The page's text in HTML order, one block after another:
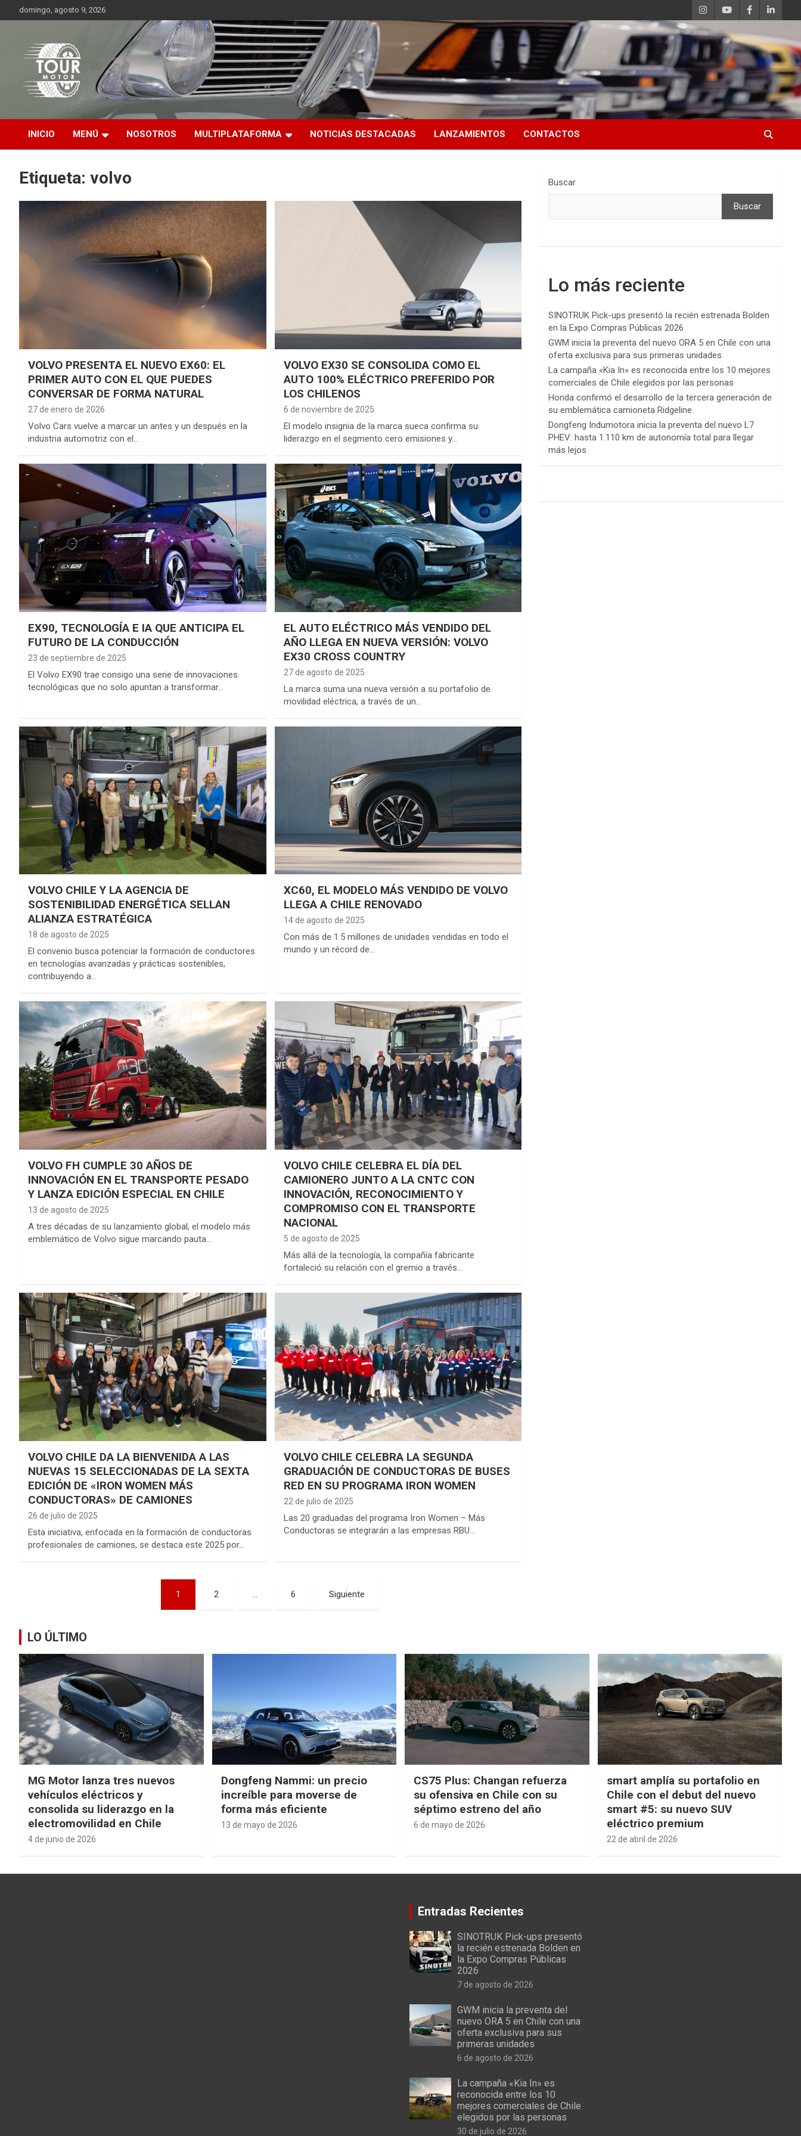
al
domingo, agosto 9, 2026
Tour Motor
Plataforma de contenido audiovisual para el sector automotriz
INICIO MENÚ NOSOTROS MULTIPLATAFORMA NOTICIAS DESTACADAS LANZAMIENTOS CONTACTOS
Etiqueta: volvo
VOLVO PRESENTA EL NUEVO EX60: EL
PRIMER AUTO CON EL QUE PUEDES
CONVERSAR DE FORMA NATURAL
27 de enero de 2026
Volvo Cars vuelve a marcar un antes y un después en la
industria automotriz con el…
VOLVO EX30 SE CONSOLIDA COMO EL
AUTO 100% ELÉCTRICO PREFERIDO POR
LOS CHILENOS
6 de noviembre de 2025
El modelo insignia de la marca sueca confirma su
liderazgo en el segmento cero emisiones y…
EX90, TECNOLOGÍA E IA QUE ANTICIPA EL
FUTURO DE LA CONDUCCIÓN
23 de septiembre de 2025
El Volvo EX90 trae consigo una serie de innovaciones
tecnológicas que no solo apuntan a transformar…
EL AUTO ELÉCTRICO MÁS VENDIDO DEL
AÑO LLEGA EN NUEVA VERSIÓN: VOLVO
EX30 CROSS COUNTRY
27 de agosto de 2025
La marca suma una nueva versión a su portafolio de
movilidad eléctrica, a través de un…
VOLVO CHILE Y LA AGENCIA DE
SOSTENIBILIDAD ENERGÉTICA SELLAN
ALIANZA ESTRATÉGICA
18 de agosto de 2025
El convenio busca potenciar la formación de conductores
en tecnologías avanzadas y prácticas sostenibles,
contribuyendo a…
XC60, EL MODELO MÁS VENDIDO DE VOLVO
LLEGA A CHILE RENOVADO
14 de agosto de 2025
Con más de 1.5 millones de unidades vendidas en todo el
mundo y un récord de…
VOLVO FH CUMPLE 30 AÑOS DE
INNOVACIÓN EN EL TRANSPORTE PESADO
Y LANZA EDICIÓN ESPECIAL EN CHILE
13 de agosto de 2025
A tres décadas de su lanzamiento global, el modelo más
emblemático de Volvo sigue marcando pauta…
VOLVO CHILE CELEBRA EL DÍA DEL
CAMIONERO JUNTO A LA CNTC CON
INNOVACIÓN, RECONOCIMIENTO Y
COMPROMISO CON EL TRANSPORTE
NACIONAL
5 de agosto de 2025
Más allá de la tecnología, la compañía fabricante
fortaleció su relación con el gremio a través…
VOLVO CHILE DA LA BIENVENIDA A LAS
NUEVAS 15 SELECCIONADAS DE LA SEXTA
EDICIÓN DE «IRON WOMEN MÁS
CONDUCTORAS» DE CAMIONES
26 de julio de 2025
Esta iniciativa, enfocada en la formación de conductoras
profesionales de camiones, se destaca este 2025 por…
VOLVO CHILE CELEBRA LA SEGUNDA
GRADUACIÓN DE CONDUCTORAS DE BUSES
RED EN SU PROGRAMA IRON WOMEN
22 de julio de 2025
Las 20 graduadas del programa Iron Women – Más
Conductoras se integrarán a las empresas RBU…
entradas
1 2 … 6 Siguiente
Buscar
Buscar
Lo más reciente
SINOTRUK Pick-ups presentó la recién estrenada Bolden
en la Expo Compras Públicas 2026
GWM inicia la preventa del nuevo ORA 5 en Chile con una
oferta exclusiva para sus primeras unidades
La campaña «Kia In» es reconocida entre los 10 mejores
comerciales de Chile elegidos por las personas
Honda confirmó el desarrollo de la tercera generación de
su emblemática camioneta Ridgeline
Dongfeng Indumotora inicia la preventa del nuevo L7
PHEV: hasta 1.110 km de autonomía total para llegar
más lejos
LO ÚLTIMO
MG Motor lanza tres nuevos
vehículos eléctricos y
consolida su liderazgo en la
electromovilidad en Chile
4 de junio de 2026
Dongfeng Nammi: un precio
increíble para moverse de
forma más eficiente
13 de mayo de 2026
CS75 Plus: Changan refuerza
su ofensiva en Chile con su
séptimo estreno del año
6 de mayo de 2026
smart amplía su portafolio en
Chile con el debut del nuevo
smart #5: su nuevo SUV
eléctrico premium
22 de abril de 2026
Entradas Recientes
SINOTRUK Pick-ups presentó
la recién estrenada Bolden en
la Expo Compras Públicas
2026
7 de agosto de 2026
GWM inicia la preventa del
nuevo ORA 5 en Chile con una
oferta exclusiva para sus
primeras unidades
6 de agosto de 2026
La campaña «Kia In» es
reconocida entre los 10
mejores comerciales de Chile
elegidos por las personas
30 de julio de 2026